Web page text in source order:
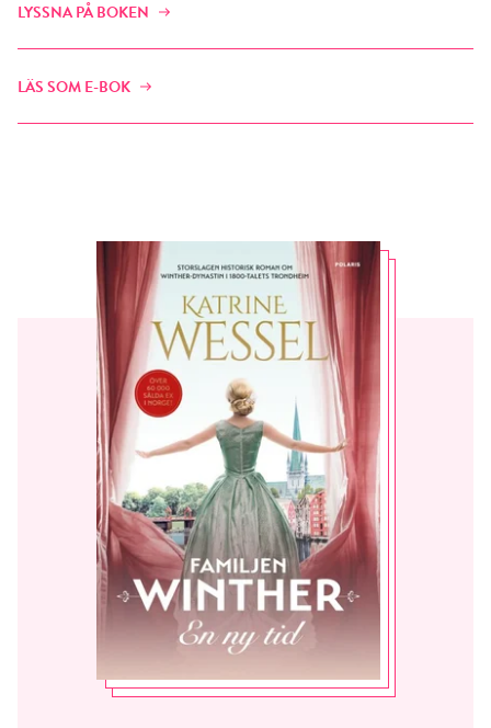
LYSSNA PÅ BOKEN
LÄS SOM E-BOK